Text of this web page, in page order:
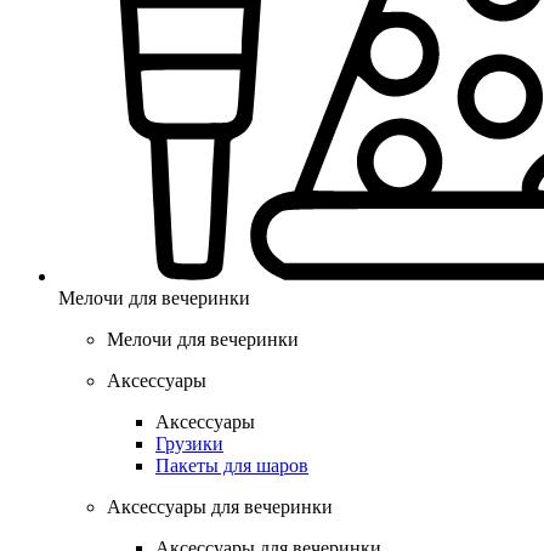
Мелочи для вечеринки
Мелочи для вечеринки
Аксессуары
Аксессуары
Грузики
Пакеты для шаров
Аксессуары для вечеринки